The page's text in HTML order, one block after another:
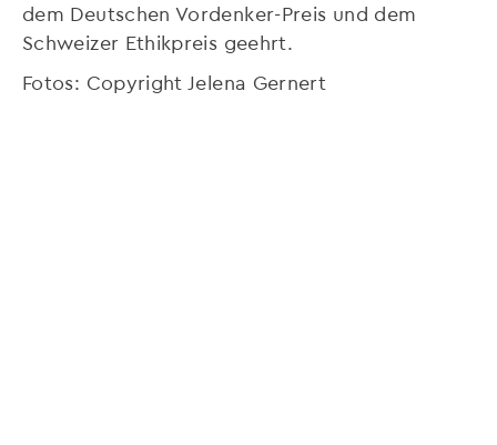
dem Deutschen Vordenker-Preis und dem
Schweizer Ethikpreis geehrt.
Fotos: Copyright Jelena Gernert